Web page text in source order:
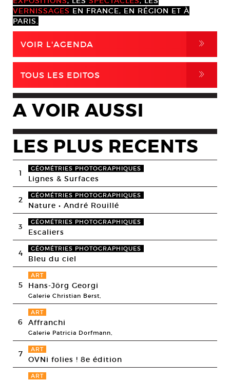
VERNISSAGES EN FRANCE, EN RÉGION ET À
PARIS.
VOIR L'AGENDA ,
TOUS LES EDITOS ,
A VOIR AUSSI
LES PLUS RECENTS
1 GÉOMÉTRIES PHOTOGRAPHIQUES
Lignes & Surfaces
2 GÉOMÉTRIES PHOTOGRAPHIQUES
Nature • André Rouillé
3 GÉOMÉTRIES PHOTOGRAPHIQUES
Escaliers
4 GÉOMÉTRIES PHOTOGRAPHIQUES
Bleu du ciel
5
ART
Hans-Jörg Georgi
Galerie Christian Berst,
6
ART
Affranchi
Galerie Patricia Dorfmann,
7 ART
OVNi folies ! 8e édition
ART